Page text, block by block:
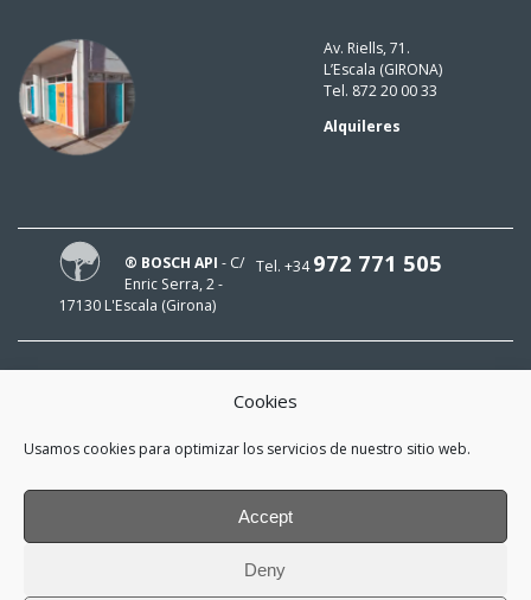
Cookies
Usamos cookies para optimizar los servicios de nuestro sitio web.
Accept
Deny
Av. Riells, 71.
L’Escala (GIRONA)
Tel. 872 20 00 33
Alquileres
Tel. +34972 771 505
® BOSCH API - C/
Enric Serra, 2 -
17130 L'Escala (Girona)
¡Mi e-mail es
y me interesa estar al día!
*He leído y acepto lapolítica de